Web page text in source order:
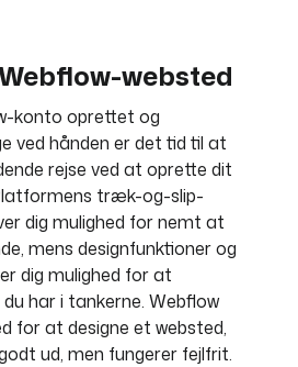
websted
konto oprettet og
ved hånden er det tid til at
rejse ved at oprette dit
træk-og-slip-
dig mulighed for nemt at
mens designfunktioner og
dig mulighed for at
har i tankerne. Webflow
for at designe et websted,
ud, men fungerer fejlfrit.